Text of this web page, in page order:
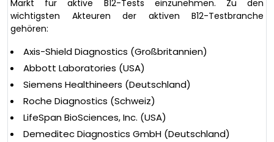
Markt für aktive B12-Tests einzunehmen. Zu den
wichtigsten Akteuren der aktiven B12-Testbranche
gehören:
Axis-Shield Diagnostics (Großbritannien)
Abbott Laboratories (USA)
Siemens Healthineers (Deutschland)
Roche Diagnostics (Schweiz)
LifeSpan BioSciences, Inc. (USA)
Demeditec Diagnostics GmbH (Deutschland)